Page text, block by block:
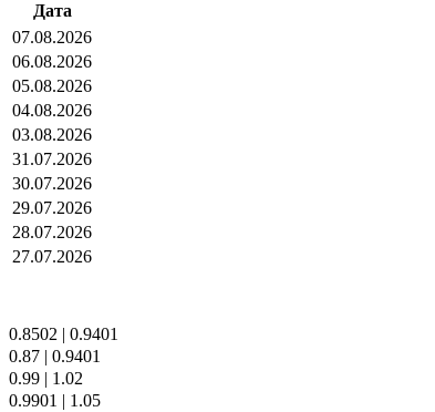
Дата
07.08.2026
06.08.2026
05.08.2026
04.08.2026
03.08.2026
31.07.2026
30.07.2026
29.07.2026
28.07.2026
27.07.2026
0.8502 | 0.9401
0.87 | 0.9401
0.99 | 1.02
0.9901 | 1.05